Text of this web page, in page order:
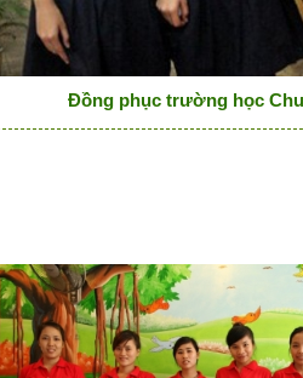
Đồng phục trường học